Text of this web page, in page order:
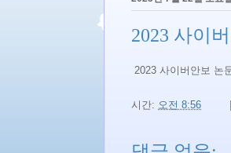
2023 사이
2023 사이버안보 논
시간: 오전 8:56